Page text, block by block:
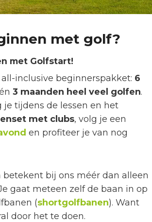
met golf?
met Golfstart!
inclusive beginnerspakket: 6
3 maanden heel veel golfen.
je tijdens de lessen en het
met clubs, volg je een
en profiteer je van nog
betekent bij ons méér dan alleen
gaat meteen zelf de baan in op
(shortgolfbanen). Want
door het te doen.